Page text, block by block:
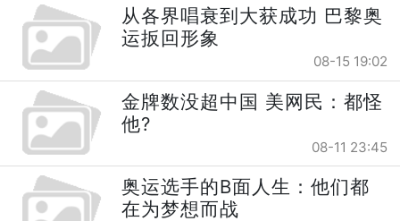
从各界唱衰到大获成功 巴黎奥
运扳回形象
08-15 19:02
金牌数没超中国 美网民：都怪
他?
08-11 23:45
奥运选手的B面人生：他们都
在为梦想而战